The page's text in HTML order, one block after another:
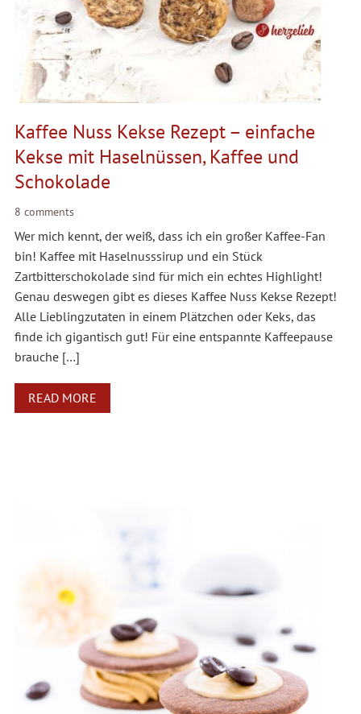
Kaffee Nuss Kekse Rezept – einfache
Kekse mit Haselnüssen, Kaffee und
Schokolade
8 comments
Wer mich kennt, der weiß, dass ich ein großer Kaffee-Fan
bin! Kaffee mit Haselnusssirup und ein Stück
Zartbitterschokolade sind für mich ein echtes Highlight!
Genau deswegen gibt es dieses Kaffee Nuss Kekse Rezept!
Alle Lieblingzutaten in einem Plätzchen oder Keks, das
finde ich gigantisch gut! Für eine entspannte Kaffeepause
brauche […]
READ MORE